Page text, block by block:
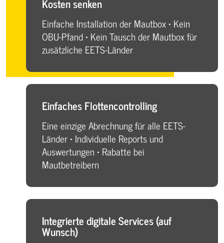
Einfache Installation der Mautbox • Kein
OBU-Pfand • Kein Tausch der Mautbox für
zusätzliche EETS-Länder
Einfaches Flottencontrolling
Eine einzige Abrechnung für alle EETS-
Länder • Individuelle Reports und
Auswertungen • Rabatte bei
Mautbetreibern
Integrierte digitale Services (auf
Wunsch)